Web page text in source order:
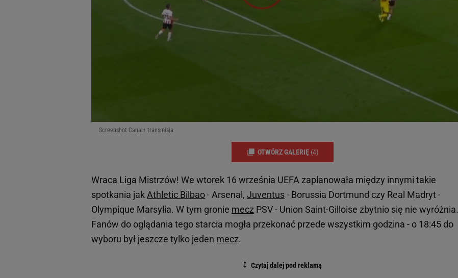
Screenshot Canal+ transmisja
OTWÓRZ GALERIĘ (4)
Wraca Liga Mistrzów! We wtorek 16 września UEFA zaplanowała między innymi takie
spotkania jakAthletic Bilbao- Arsenal, Juventus- Borussia Dortmund czy Real Madryt -
Olympique Marsylia. W tym gronie mecz PSV - Union Saint-Gilloise zbytnio się nie wyróżnia.
Fanów do oglądania tego starcia mogła przekonać przede wszystkim godzina - o 18:45 do
wyboru był jeszcze tylko jeden mecz.